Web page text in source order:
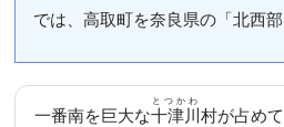
では、高取町を奈良県の「北西部
一番南を巨大な十津川
とつかわ
村が占め